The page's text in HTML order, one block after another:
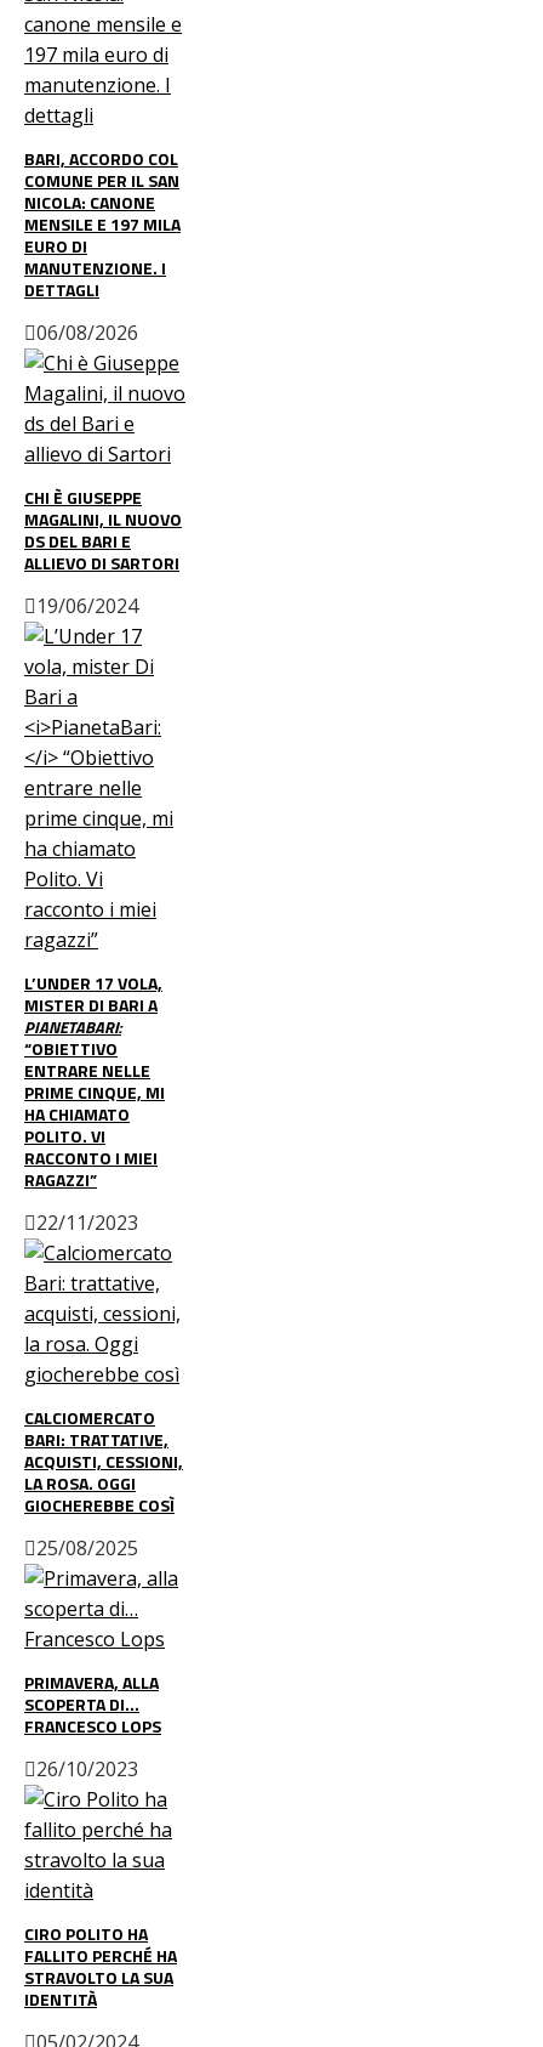
BARI, ACCORDO COL
COMUNE PER IL SAN
NICOLA: CANONE
MENSILE E 197 MILA
EURO DI
MANUTENZIONE. I
DETTAGLI
06/08/2026
CHI È GIUSEPPE
MAGALINI, IL NUOVO
DS DEL BARI E
ALLIEVO DI SARTORI
19/06/2024
L’UNDER 17 VOLA,
MISTER DI BARI A
PIANETABARI:
“OBIETTIVO
ENTRARE NELLE
PRIME CINQUE, MI
HA CHIAMATO
POLITO. VI
RACCONTO I MIEI
RAGAZZI”
22/11/2023
CALCIOMERCATO
BARI: TRATTATIVE,
ACQUISTI, CESSIONI,
LA ROSA. OGGI
GIOCHEREBBE COSÌ
25/08/2025
PRIMAVERA, ALLA
SCOPERTA DI…
FRANCESCO LOPS
26/10/2023
CIRO POLITO HA
FALLITO PERCHÉ HA
STRAVOLTO LA SUA
IDENTITÀ